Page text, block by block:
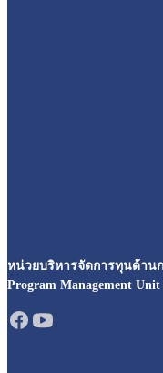
หน่วยบริหารจัดการทุนด้า
Program Management